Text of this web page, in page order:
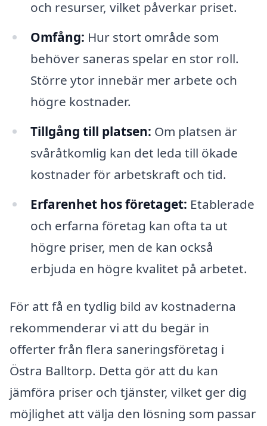
och resurser, vilket påverkar priset.
Omfång: Hur stort område som
behöver saneras spelar en stor roll.
Större ytor innebär mer arbete och
högre kostnader.
Tillgång till platsen: Om platsen är
svåråtkomlig kan det leda till ökade
kostnader för arbetskraft och tid.
Erfarenhet hos företaget: Etablerade
och erfarna företag kan ofta ta ut
högre priser, men de kan också
erbjuda en högre kvalitet på arbetet.
För att få en tydlig bild av kostnaderna
rekommenderar vi att du begär in
offerter från flera saneringsföretag i
Östra Balltorp. Detta gör att du kan
jämföra priser och tjänster, vilket ger dig
möjlighet att välja den lösning som passar